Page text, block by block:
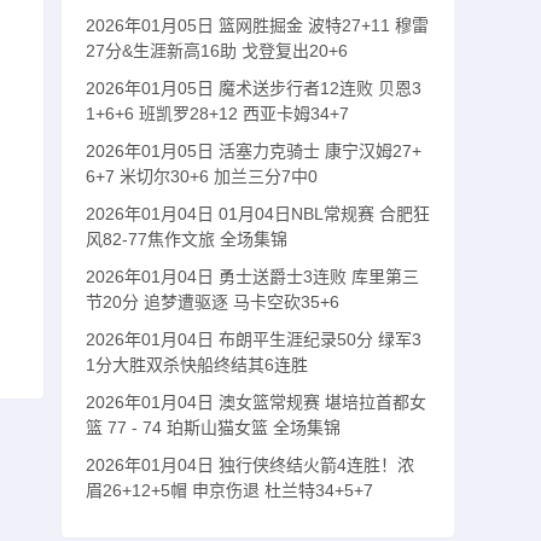
2026年01月05日 篮网胜掘金 波特27+11 穆雷
27分&生涯新高16助 戈登复出20+6
2026年01月05日 魔术送步行者12连败 贝恩3
1+6+6 班凯罗28+12 西亚卡姆34+7
2026年01月05日 活塞力克骑士 康宁汉姆27+
6+7 米切尔30+6 加兰三分7中0
2026年01月04日 01月04日NBL常规赛 合肥狂
风82-77焦作文旅 全场集锦
2026年01月04日 勇士送爵士3连败 库里第三
节20分 追梦遭驱逐 马卡空砍35+6
2026年01月04日 布朗平生涯纪录50分 绿军3
1分大胜双杀快船终结其6连胜
2026年01月04日 澳女篮常规赛 堪培拉首都女
篮 77 - 74 珀斯山猫女篮 全场集锦
2026年01月04日 独行侠终结火箭4连胜！浓
眉26+12+5帽 申京伤退 杜兰特34+5+7